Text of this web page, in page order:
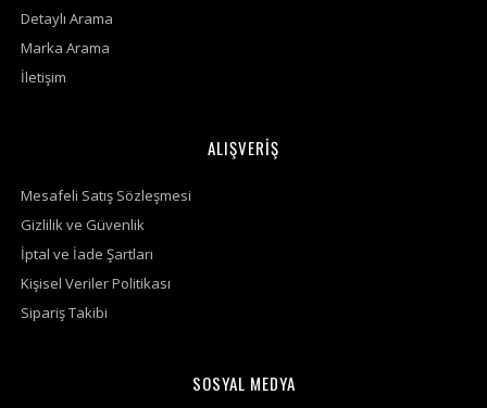
Detaylı Arama
Marka Arama
İletişim
ALIŞVERİŞ
Mesafeli Satış Sözleşmesi
Gizlilik ve Güvenlik
İptal ve İade Şartları
Kişisel Veriler Politikası
Sipariş Takibi
SOSYAL MEDYA